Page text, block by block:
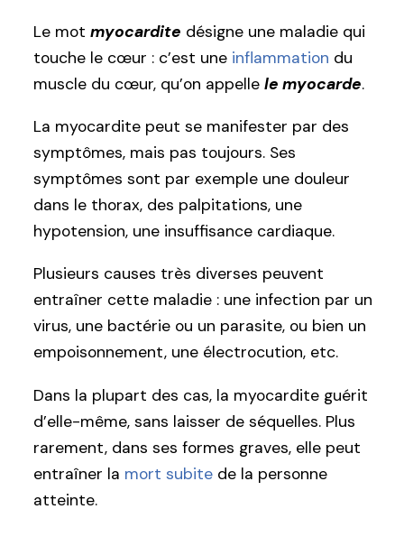
Le mot myocardite désigne une maladie qui
touche le cœur : c’est une inflammation du
muscle du cœur, qu’on appelle le myocarde.
La myocardite peut se manifester par des
symptômes, mais pas toujours. Ses
symptômes sont par exemple une douleur
dans le thorax, des palpitations, une
hypotension, une insuffisance cardiaque.
Plusieurs causes très diverses peuvent
entraîner cette maladie : une infection par un
virus, une bactérie ou un parasite, ou bien un
empoisonnement, une électrocution, etc.
Dans la plupart des cas, la myocardite guérit
d’elle-même, sans laisser de séquelles. Plus
rarement, dans ses formes graves, elle peut
entraîner la mort subite de la personne
atteinte.